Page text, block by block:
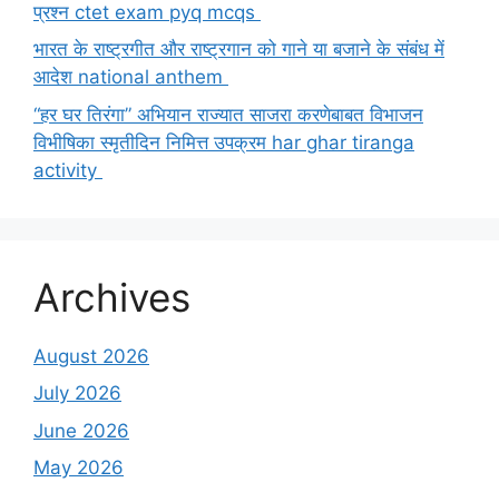
प्रश्न ctet exam pyq mcqs
भारत के राष्ट्रगीत और राष्ट्रगान को गाने या बजाने के संबंध में
आदेश national anthem
“हर घर तिरंगा” अभियान राज्यात साजरा करणेबाबत विभाजन
विभीषिका स्मृतीदिन निमित्त उपक्रम har ghar tiranga
activity
Archives
August 2026
July 2026
June 2026
May 2026